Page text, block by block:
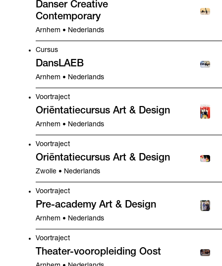
Danser Creative
Contemporary
Arnhem • Nederlands
Cursus
DansLAEB
Arnhem • Nederlands
Voortraject
Oriëntatiecursus Art & Design
Arnhem • Nederlands
Voortraject
Oriëntatiecursus Art & Design
Zwolle • Nederlands
Voortraject
Pre-academy Art & Design
Arnhem • Nederlands
Voortraject
Theater-vooropleiding Oost